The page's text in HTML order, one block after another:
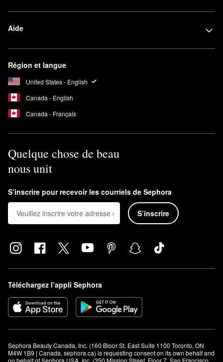
Aide
Région et langue
United States - English
Canada - English
Canada - Français
Quelque chose de beau
nous unit
S’inscrire pour recevoir les courriels de Sephora
S’inscrire
Téléchargez l’appli Sephora
Sephora Beauty Canada, Inc. (160 Bloor St. East Suite 1100 Toronto, ON
M4W 1B9 | Canada, sephora.ca) is requesting consent on its own behalf and
on behalf of Sephora USA, Inc. (350 Mission Street, Floor 7, San Francisco,